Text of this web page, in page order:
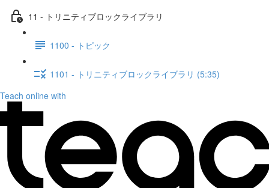
11 - トリニティブロックライブラリ
1100 - トピック
1101 - トリニティブロックライブラリ (5:35)
Teach online with